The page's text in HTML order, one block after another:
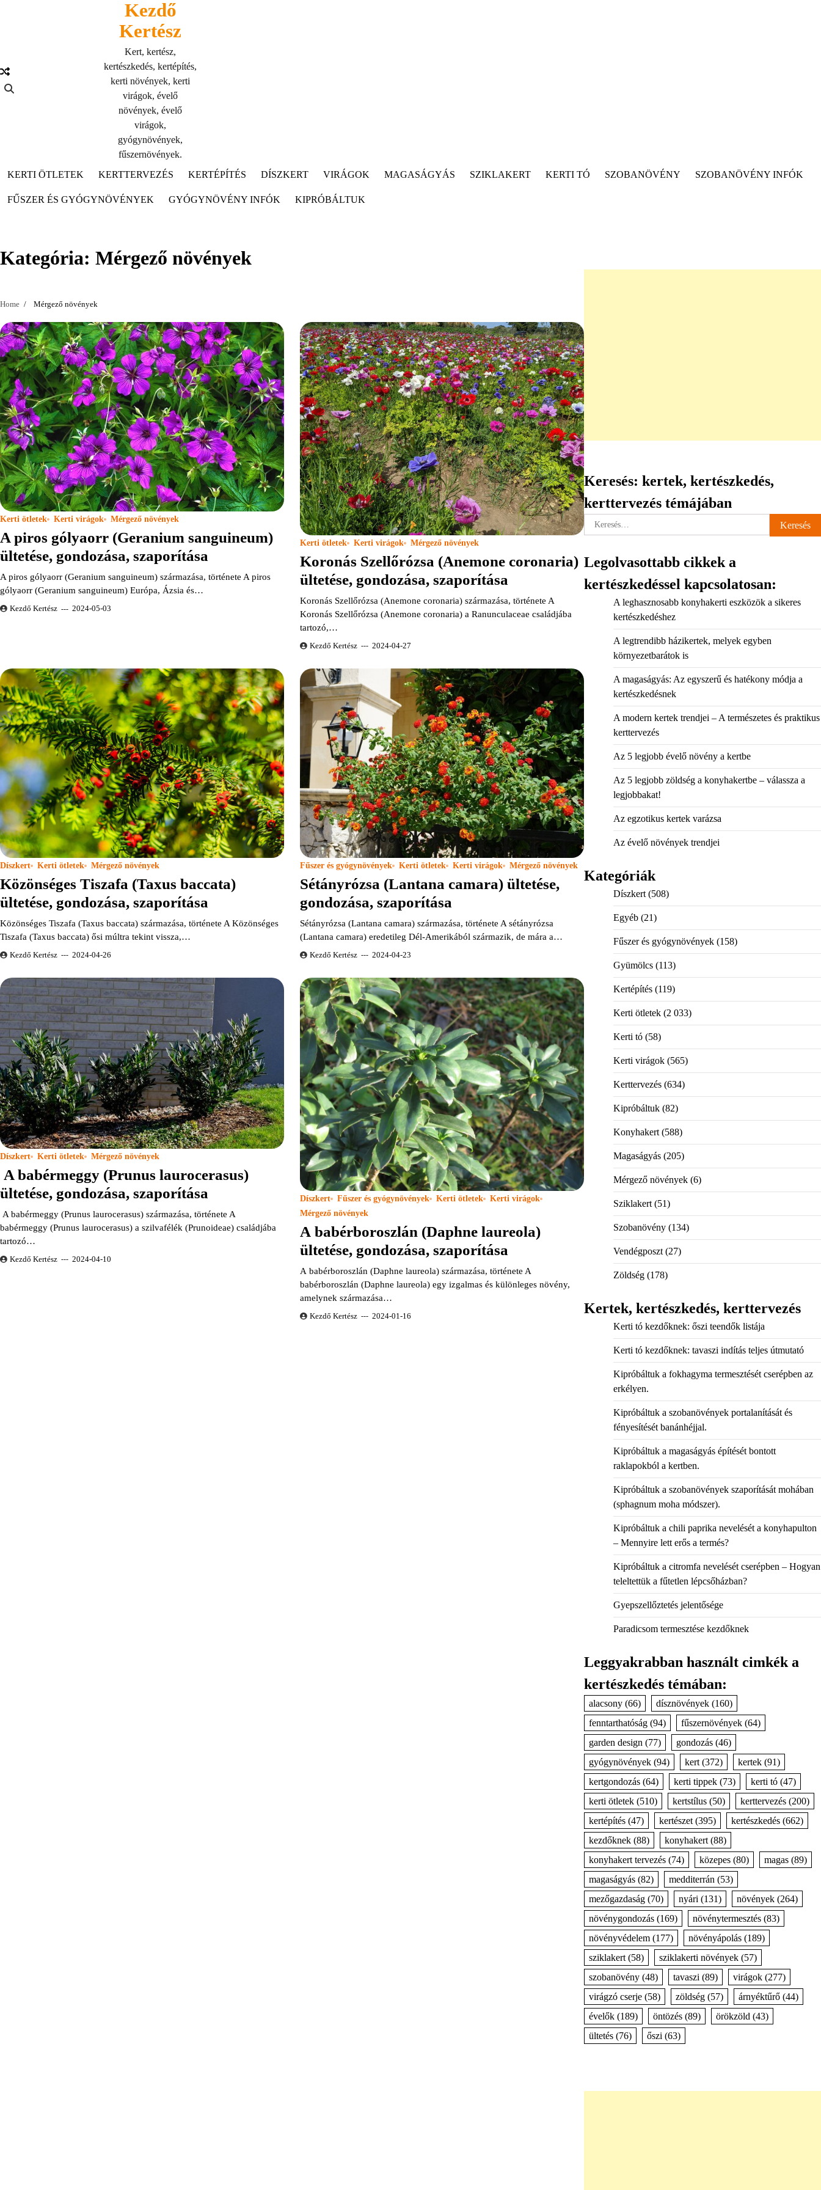
Kezdő
Kertész
Kert, kertész,
kertészkedés, kertépítés,
kerti növények, kerti
virágok, évelő
növények, évelő
virágok,
gyógynövények,
fűszernövények.
KERTI ÖTLETEK
KERTTERVEZÉS KERTÉPÍTÉS DÍSZKERT VIRÁGOK MAGASÁGYÁS SZIKLAKERT KERTI TÓ SZOBANÖVÉNY SZOBANÖVÉNY INFÓK
FŰSZER ÉS GYÓGYNÖVÉNYEK GYÓGYNÖVÉNY INFÓK KIPRÓBÁLTUK
Kategória: Mérgező növények
Home Mérgező növények
Kerti ötletek Kerti virágok Mérgező növények
A piros gólyaorr (Geranium sanguineum)
ültetése, gondozása, szaporítása
A piros gólyaorr (Geranium sanguineum) származása, története A piros
gólyaorr (Geranium sanguineum) Európa, Ázsia és…
Kezdő Kertész 2024-05-03
Kerti ötletek Kerti virágok Mérgező növények
Koronás Szellőrózsa (Anemone coronaria)
ültetése, gondozása, szaporítása
Koronás Szellőrózsa (Anemone coronaria) származása, története A
Koronás Szellőrózsa (Anemone coronaria) a Ranunculaceae családjába
tartozó,…
Kezdő Kertész 2024-04-27
Díszkert Kerti ötletek Mérgező növények
Közönséges Tiszafa (Taxus baccata)
ültetése, gondozása, szaporítása
Közönséges Tiszafa (Taxus baccata) származása, története A Közönséges
Tiszafa (Taxus baccata) ősi múltra tekint vissza,…
Kezdő Kertész 2024-04-26
Fűszer és gyógynövények Kerti ötletek Kerti virágok Mérgező növények
Sétányrózsa (Lantana camara) ültetése,
gondozása, szaporítása
Sétányrózsa (Lantana camara) származása, története A sétányrózsa
(Lantana camara) eredetileg Dél-Amerikából származik, de mára a…
Kezdő Kertész 2024-04-23
Díszkert Kerti ötletek Mérgező növények
A babérmeggy (Prunus laurocerasus)
ültetése, gondozása, szaporítása
A babérmeggy (Prunus laurocerasus) származása, története A
babérmeggy (Prunus laurocerasus) a szilvafélék (Prunoideae) családjába
tartozó…
Kezdő Kertész 2024-04-10
Díszkert Fűszer és gyógynövények Kerti ötletek
Kerti virágok
Mérgező növények
A babérboroszlán (Daphne laureola)
ültetése, gondozása, szaporítása
A babérboroszlán (Daphne laureola) származása, története A
babérboroszlán (Daphne laureola) egy izgalmas és különleges növény,
amelynek származása…
Kezdő Kertész 2024-01-16
Keresés: kertek, kertészkedés,
kerttervezés témájában
Keresés:
Legolvasottabb cikkek a
kertészkedéssel kapcsolatosan:
A leghasznosabb konyhakerti eszközök a sikeres
kertészkedéshez
A legtrendibb házikertek, melyek egyben
környezetbarátok is
A magaságyás: Az egyszerű és hatékony módja a
kertészkedésnek
A modern kertek trendjei – A természetes és praktikus
kerttervezés
Az 5 legjobb évelő növény a kertbe
Az 5 legjobb zöldség a konyhakertbe – válassza a
legjobbakat!
Az egzotikus kertek varázsa
Az évelő növények trendjei
Kategóriák
Díszkert(508)
Egyéb(21)
Fűszer és gyógynövények(158)
Gyümölcs(113)
Kertépítés(119)
Kerti ötletek(2 033)
Kerti tó(58)
Kerti virágok(565)
Kerttervezés(634)
Kipróbáltuk(82)
Konyhakert(588)
Magaságyás(205)
Mérgező növények(6)
Sziklakert(51)
Szobanövény(134)
Vendégposzt(27)
Zöldség(178)
Kertek, kertészkedés, kerttervezés
Kerti tó kezdőknek: őszi teendők listája
Kerti tó kezdőknek: tavaszi indítás teljes útmutató
Kipróbáltuk a fokhagyma termesztését cserépben az
erkélyen.
Kipróbáltuk a szobanövények portalanítását és
fényesítését banánhéjjal.
Kipróbáltuk a magaságyás építését bontott
raklapokból a kertben.
Kipróbáltuk a szobanövények szaporítását mohában
(sphagnum moha módszer).
Kipróbáltuk a chili paprika nevelését a konyhapulton
– Mennyire lett erős a termés?
Kipróbáltuk a citromfa nevelését cserépben – Hogyan
teleltettük a fűtetlen lépcsőházban?
Gyepszellőztetés jelentősége
Paradicsom termesztése kezdőknek
Leggyakrabban használt cimkék a
kertészkedés témában:
alacsony(66) dísznövények(160)
fenntarthatóság(94) fűszernövények(64)
garden design (77) gondozás(46)
gyógynövények(94) kert(372) kertek(91)
kertgondozás(64) kerti tippek(73) kerti tó(47)
kerti ötletek(510) kertstílus(50) kerttervezés(200)
kertépítés(47) kertészet(395) kertészkedés(662)
kezdőknek(88) konyhakert(88)
konyhakert tervezés(74) közepes(80) magas(89)
magaságyás(82) medditerrán (53)
mezőgazdaság(70) nyári (131) növények(264)
növénygondozás(169) növénytermesztés(83)
növényvédelem(177) növényápolás(189)
sziklakert(58) sziklakerti növények(57)
szobanövény(48) tavaszi (89) virágok(277)
virágzó cserje(58) zöldség(57) árnyéktűrő(44)
évelők(189) öntözés(89) örökzöld (43)
ültetés(76) őszi (63)